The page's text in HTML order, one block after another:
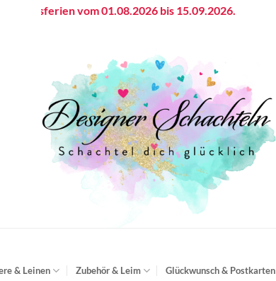
vom 01.08.2026 bis 15.09.2026.
& Leinen Zubehör & Leim Glückwunsch & Postkarten